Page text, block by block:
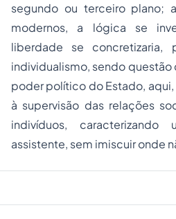
segundo ou terceiro plano;
modernos, a lógica se
liberdade se concretizaria,
individualismo, sendo questão
poder político do Estado,
à supervisão das relações
indivíduos,
assistente, sem imiscuir onde